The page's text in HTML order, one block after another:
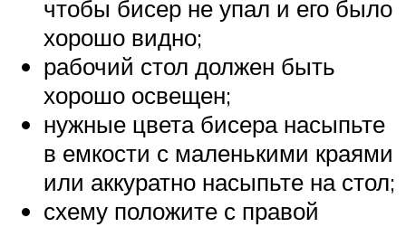
чтобы бисер не упал и его было
хорошо видно;
рабочий стол должен быть
хорошо освещен;
нужные цвета бисера насыпьте
в емкости с маленькими краями
или аккуратно насыпьте на стол;
схему положите с правой